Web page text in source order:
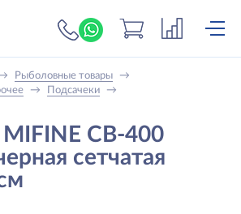
+7 (919) 698-56-
Рыболовные товары
→
→ Подсачеки →
CB-400
сетчатая